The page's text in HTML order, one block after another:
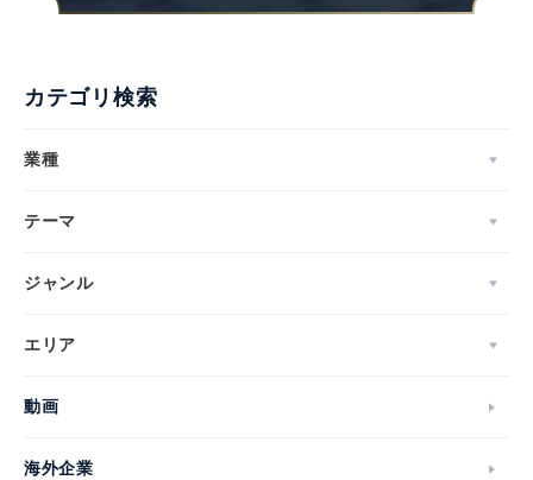
カテゴリ検索
業種
テーマ
ジャンル
エリア
動画
海外企業